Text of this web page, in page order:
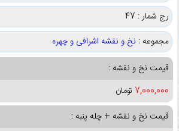
رج شمار : 47
مجموعه : نخ و نقشه اشرافی و چهره
قیمت نخ و نقشه :
7,000,000 تومان
قیمت نخ و نقشه + چله پنبه :